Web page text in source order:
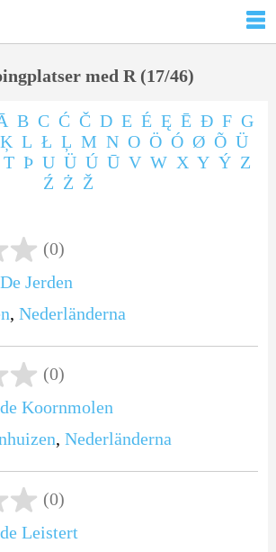
med R (17/46)
B C Ć Č D E É Ę Ē Ð F G
Ķ L Ł Ļ M N O Ö Ó Ø Õ Ü
T Þ U Ü Ú Ū V W X Y Ý Z
Ź Ż Ž
(0)
Jerden
, Nederländerna
(0)
Koornmolen
, Nederländerna
(0)
Leistert